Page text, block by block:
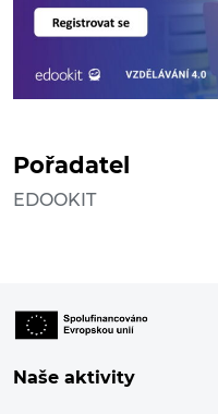
Pořadatel
EDOOKIT
Naše aktivity